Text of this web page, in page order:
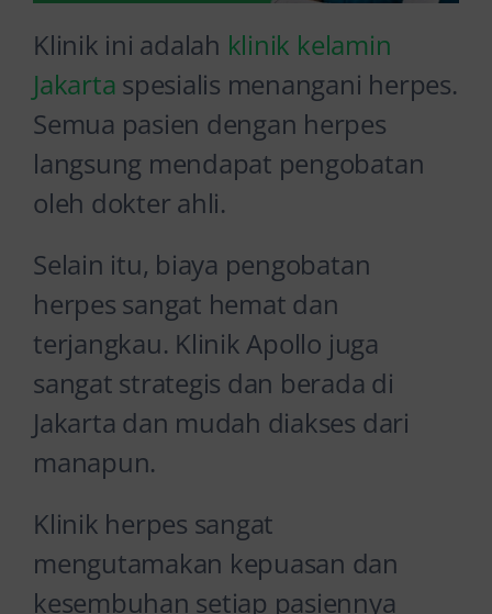
Klinik ini adalah klinik kelamin
Jakarta spesialis menangani herpes.
Semua pasien dengan herpes
langsung mendapat pengobatan
oleh dokter ahli.
Selain itu, biaya pengobatan
herpes sangat hemat dan
terjangkau. Klinik Apollo juga
sangat strategis dan berada di
Jakarta dan mudah diakses dari
manapun.
Klinik herpes sangat
mengutamakan kepuasan dan
kesembuhan setiap pasiennya